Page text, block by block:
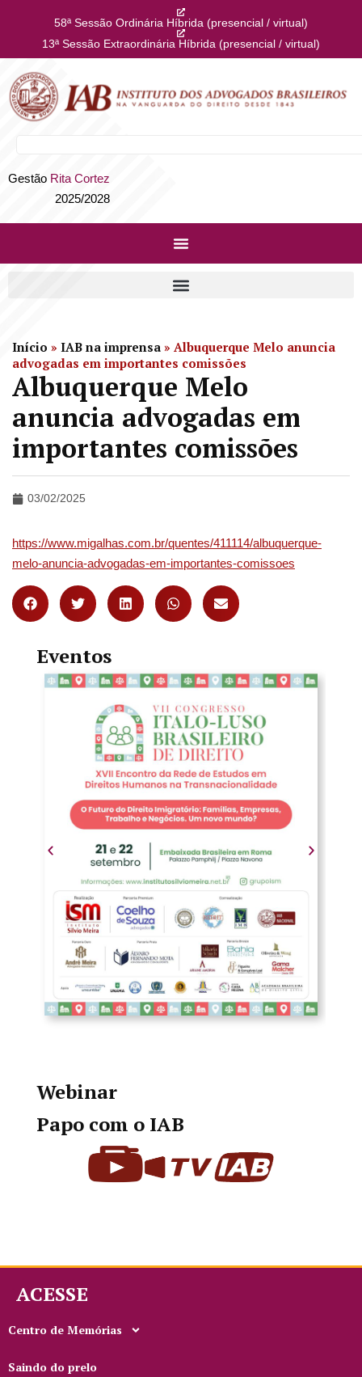
58ª Sessão Ordinária Híbrida (presencial / virtual)
13ª Sessão Extraordinária Híbrida (presencial / virtual)
Gestão Rita Cortez
2025/2028
Início » IAB na imprensa » Albuquerque Melo anuncia
advogadas em importantes comissões
Albuquerque Melo
anuncia advogadas em
importantes comissões
03/02/2025
https://www.migalhas.com.br/quentes/411114/albuquerque-
melo-anuncia-advogadas-em-importantes-comissoes
Eventos
Webinar
Papo com o IAB
ACESSE
Centro de Memórias
Saindo do prelo